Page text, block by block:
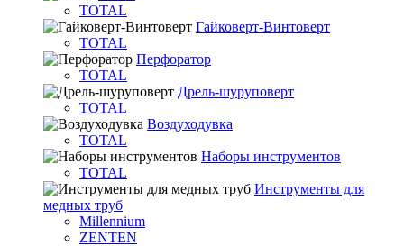
TOTAL
Гайковерт-Винтоверт
TOTAL
Перфоратор
TOTAL
Дрель-шуруповерт
TOTAL
Воздуходувка
TOTAL
Наборы инструментов
TOTAL
Инструменты для
медных труб
Millennium
ZENTEN